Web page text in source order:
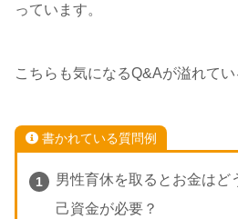
っています。
こちらも気になるQ&Aが溢れてい
書かれている質問例
男性育休を取るとお金はど
己資金が必要？